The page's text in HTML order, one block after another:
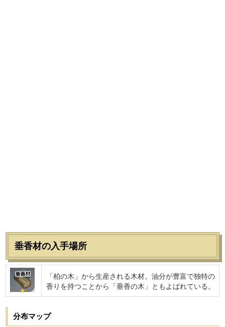
垂香材の入手場所
垂香材
「柏の木」から生産される木材。油分が豊富で独特の
香りを持つことから「垂香の木」ともよばれている。
分布マップ